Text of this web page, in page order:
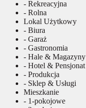
- Rekreacyjna
- Rolna
Lokal Użytkowy
- Biura
- Garaż
- Gastronomia
- Hale & Magazyny
- Hotel & Pensjonat
- Produkcja
- Sklep & Usługi
Mieszkanie
- 1-pokojowe